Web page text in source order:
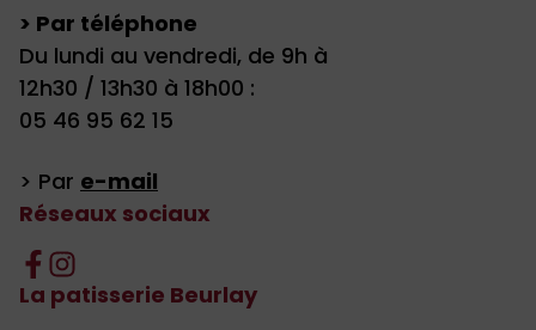
> Par téléphone
Du lundi au vendredi, de 9h à
12h30 / 13h30 à 18h00 :
05 46 95 62 15
> Par e-mail
Réseaux sociaux
La patisserie Beurlay